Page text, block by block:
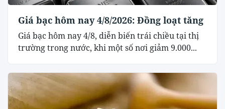
Giá bạc hôm nay 4/8/2026: Đồng loạt tăng
Giá bạc hôm nay 4/8, diễn biến trái chiều tại thị
trường trong nước, khi một số nơi giảm 9.000...